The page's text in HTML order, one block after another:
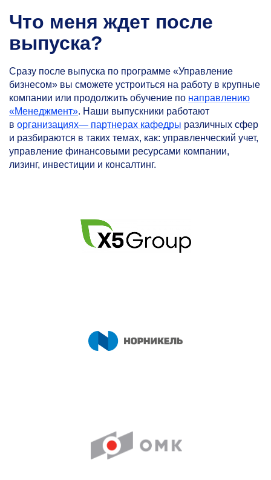
Что меня ждет после
выпуска?
Сразу после выпуска по программе «Управление
бизнесом» вы сможете устроиться на работу в крупные
компании или продолжить обучение по направлению
«Менеджмент». Наши выпускники работают
в организациях— партнерах кафедры различных сфер
и разбираются в таких темах, как: управленческий учет,
управление финансовыми ресурсами компании,
лизинг, инвестиции и консалтинг.